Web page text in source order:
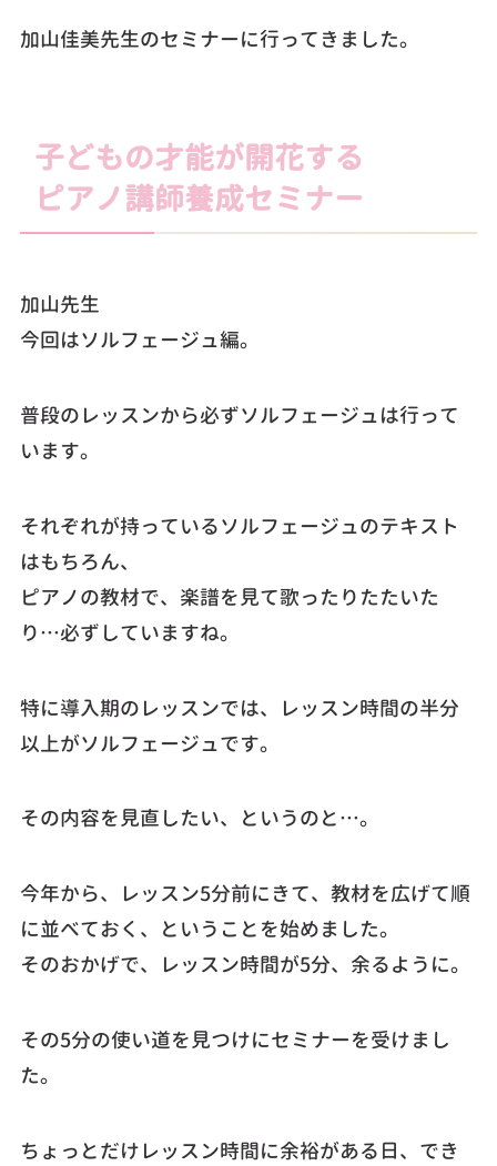
加山佳美先生のセミナーに行ってきました。
子どもの才能が開花する
ピアノ講師養成セミナー
加山先生
今回はソルフェージュ編。
普段のレッスンから必ずソルフェージュは行って
います。
それぞれが持っているソルフェージュのテキスト
はもちろん、
ピアノの教材で、楽譜を見て歌ったりたたいた
り…必ずしていますね。
特に導入期のレッスンでは、レッスン時間の半分
以上がソルフェージュです。
その内容を見直したい、というのと…。
今年から、レッスン5分前にきて、教材を広げて順
に並べておく、ということを始めました。
そのおかげで、レッスン時間が5分、余るように。
その5分の使い道を見つけにセミナーを受けまし
た。
ちょっとだけレッスン時間に余裕がある日、でき